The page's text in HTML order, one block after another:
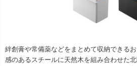
絆創膏や常備薬などをまとめて収納できる
感のあるスチールに天然木を組み合わせた